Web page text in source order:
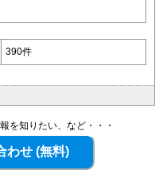
390件
を知りたい、など・・・